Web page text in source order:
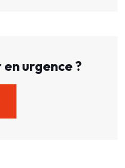
urgence ?